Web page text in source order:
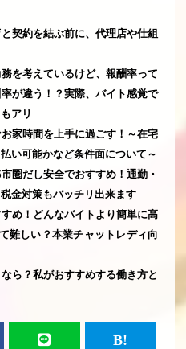
契約を結ぶ前に、代理店や仕組
を考えているけど、報酬率って
が違う！？実際、バイト感覚で
アリ
家時間を上手に過ごす！～在宅
い可能かなど条件面について～
圏だし安全でおすすめ！通勤・
金対策もバッチリ出来ます
め！どんなバイトより簡単に高
難しい？本業チャットレディ向
ら？私がおすすめする働き方と